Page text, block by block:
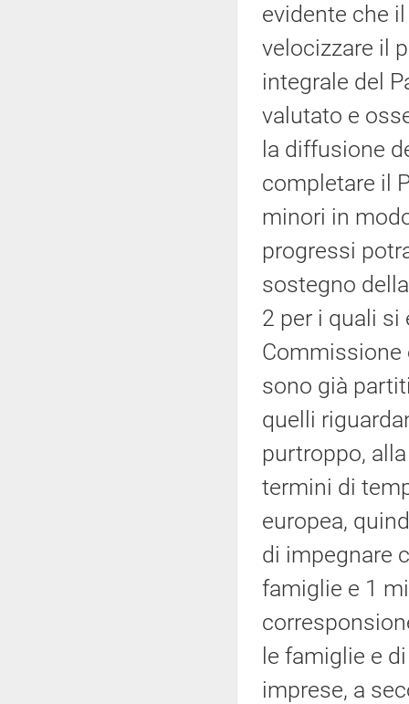
evidente che
velocizzare il
integrale del
valutato e
la diffusione
completare il
minori in
progressi
sostegno
2 per i quali si
Commissione
sono già
quelli
purtroppo,
termini di
europea,
di impegnare
famiglie e 1
le famiglie e
imprese, a